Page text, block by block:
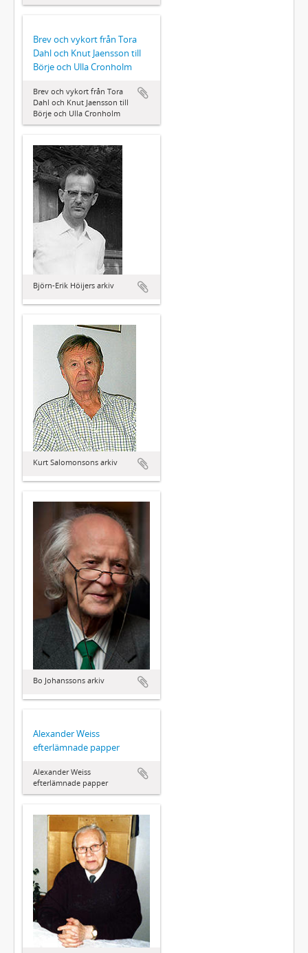
Brev och vykort från Tora
Dahl och Knut Jaensson till
Börje och Ulla Cronholm
Brev och vykort från Tora
Dahl och Knut Jaensson till
Börje och Ulla Cronholm
Björn-Erik Höijers arkiv
Kurt Salomonsons arkiv
Bo Johanssons arkiv
Alexander Weiss
efterlämnade papper
Alexander Weiss
efterlämnade papper